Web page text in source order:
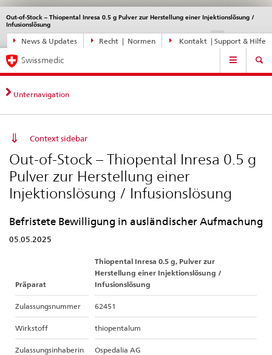
Direktnavigation
News,
Rechtsgrundlagen,
Kontakt
News & Updates Recht | Normen Kontakt | Support & Hilfe
Out-of-Stock – Thiopental Inresa 0.5 g Pulver zur Herstellung einer Injektionslösung /
Infusionslösung
Sprachwahl
DE IT EN
Service
navigation
Hauptnavigation
Swissmedic
Unternavigation
Context sidebar
Out-of-Stock – Thiopental Inresa 0.5 g
Pulver zur Herstellung einer
Injektionslösung / Infusionslösung
Befristete Bewilligung in ausländischer Aufmachung
05.05.2025
Präparat
Thiopental Inresa 0.5 g, Pulver zur
Herstellung einer Injektionslösung /
Infusionslösung
Zulassungsnummer 62451
Wirkstoff thiopentalum
Zulassungsinhaberin Ospedalia AG